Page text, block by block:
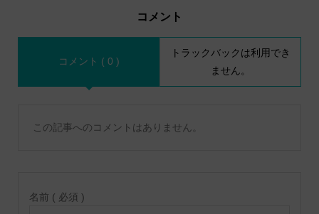
コメント
コメント ( 0 )
トラックバックは利用でき
ません。
この記事へのコメントはありません。
名前 ( 必須 )